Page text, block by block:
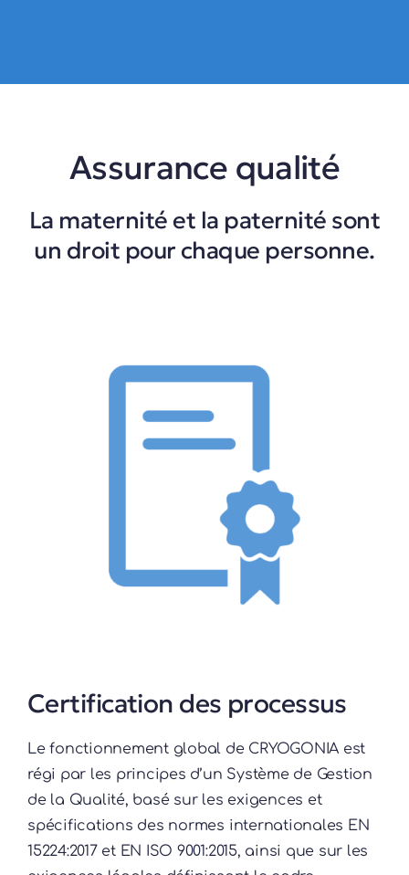
Assurance qualité
La maternité et la paternité sont
un droit pour chaque personne.
Certification des processus
Le fonctionnement global de CRYOGONIA est
régi par les principes d’un Système de Gestion
de la Qualité, basé sur les exigences et
spécifications des normes internationales EN
15224:2017 et EN ISO 9001:2015, ainsi que sur les